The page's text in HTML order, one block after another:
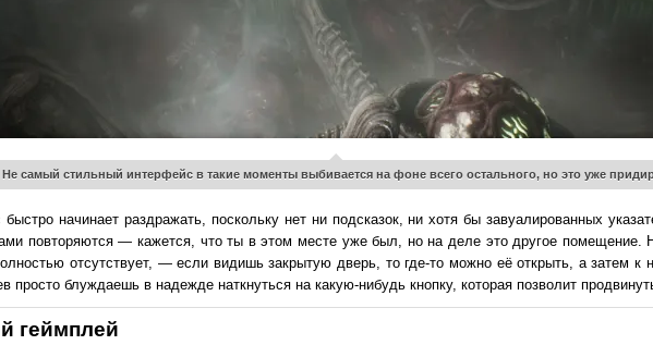
Не самый стильный интерфейс в такие моменты выбивается на фоне всего остального, но это уже
быстро начинает раздражать, поскольку нет ни подсказок, ни хотя бы завуалированных
повторяются — кажется, что ты в этом месте уже был, но на деле это другое помещение.
отсутствует, — если видишь закрытую дверь, то где-то можно её открыть, а затем к
просто блуждаешь в надежде наткнуться на какую-нибудь кнопку, которая позволит
геймплей